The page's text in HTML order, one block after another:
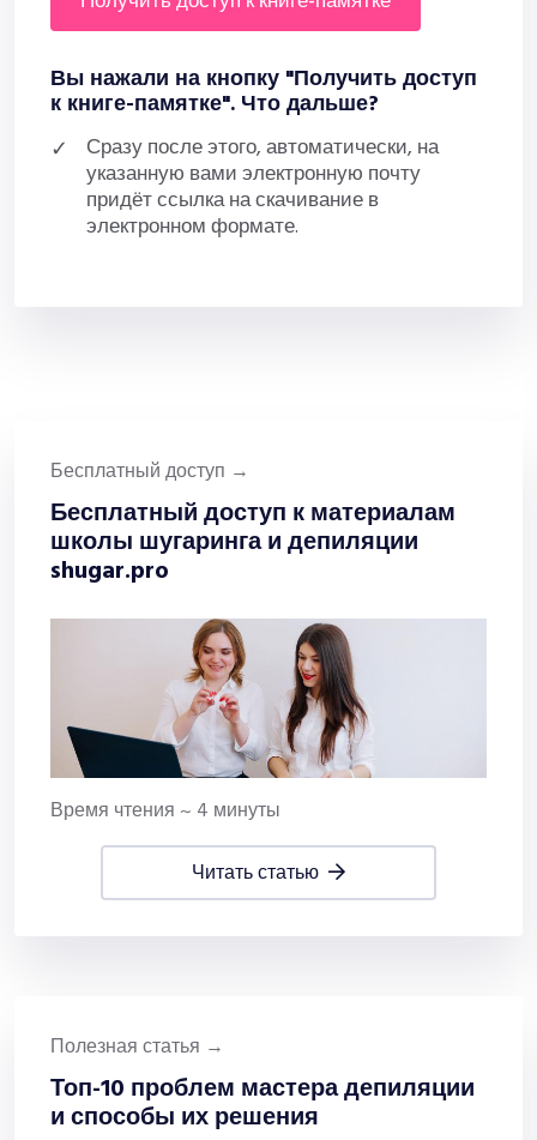
Вы нажали на кнопку "Получить доступ
к книге-памятке". Что дальше?
Сразу после этого, автоматически, на
указанную вами электронную почту
придёт ссылка на скачивание в
электронном формате.
Бесплатный доступ →
Бесплатный доступ к материалам
школы шугаринга и депиляции
shugar.pro
Время чтения ~ 4 минуты
читать статью
Полезная статья →
Топ-10 проблем мастера депиляции
и способы их решения